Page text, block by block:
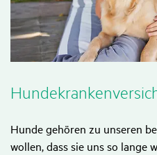
Hunde gehören zu unseren
wollen, dass sie uns so lange